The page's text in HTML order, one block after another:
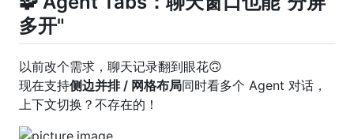
多开"
以前改个需求，聊天记录翻到眼花🙃
现在支持侧边并排 / 网格布局同时看多个 Agent 对话，
上下文切换？不存在的！